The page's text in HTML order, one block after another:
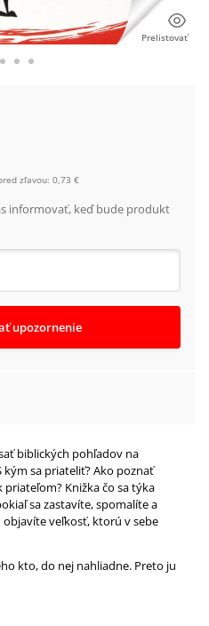
Prelistovať
zľavou: 0,73 €
informovať, keď bude produkt
upozornenie
biblických pohľadov na
sa priateliť? Ako poznať
Knižka čo sa týka
sa zastavíte, spomalíte a
veľkosť, ktorú v sebe
kto, do nej nahliadne. Preto ju